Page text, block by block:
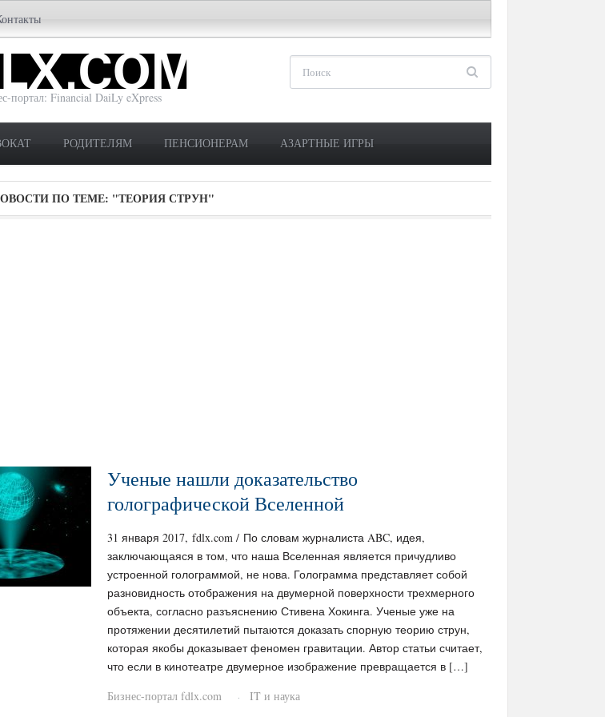
портал: Financial DaiLy eXpress
РОДИТЕЛЯМ ПЕНСИОНЕРАМ АЗАРТНЫЕ ИГРЫ
ПО ТЕМЕ: "ТЕОРИЯ СТРУН"
Ученые нашли доказательство
голографической Вселенной
31 января 2017, fdlx.com / По словам журналиста ABC, идея,
заключающаяся в том, что наша Вселенная является причудливо
устроенной голограммой, не нова. Голограмма представляет собой
разновидность отображения на двумерной поверхности трехмерного
объекта, согласно разъяснению Стивена Хокинга. Ученые уже на
протяжении десятилетий пытаются доказать спорную теорию струн,
которая якобы доказывает феномен гравитации. Автор статьи считает,
что если в кинотеатре двумерное изображение превращается в […]
Бизнес-портал fdlx.com
· IT и наука